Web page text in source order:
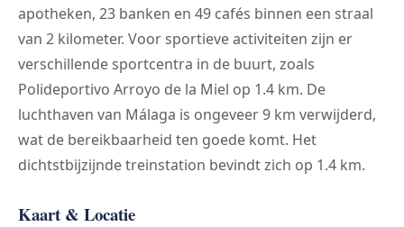
apotheken, 23 banken en 49 cafés binnen een straal
van 2 kilometer. Voor sportieve activiteiten zijn er
verschillende sportcentra in de buurt, zoals
Polideportivo Arroyo de la Miel op 1.4 km. De
luchthaven van Málaga is ongeveer 9 km verwijderd,
wat de bereikbaarheid ten goede komt. Het
dichtstbijzijnde treinstation bevindt zich op 1.4 km.
Kaart & Locatie